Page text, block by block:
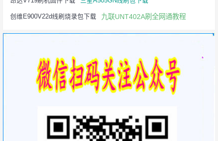
创维E900V22d线刷烧录包下载 九联UNT402A刷全网通教程